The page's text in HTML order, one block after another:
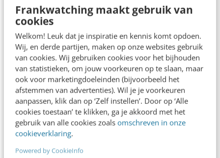
Frankwatching maakt gebruik van
cookies
Welkom! Leuk dat je inspiratie en kennis komt opdoen.
Wij, en derde partijen, maken op onze websites gebruik
van cookies. Wij gebruiken cookies voor het bijhouden
van statistieken, om jouw voorkeuren op te slaan, maar
ook voor marketingdoeleinden (bijvoorbeeld het
afstemmen van advertenties). Wil je je voorkeuren
aanpassen, klik dan op ‘Zelf instellen’. Door op ‘Alle
cookies toestaan’ te klikken, ga je akkoord met het
gebruik van alle cookies zoals omschreven in onze
cookieverklaring.
Powered by CookieInfo
productomschrijvingen maakt of een CTA
opstelt: test eens hoe je met deze mini-
aanpassingen de impact van je boodschap
vergroot. Kleine letters, groot effect!